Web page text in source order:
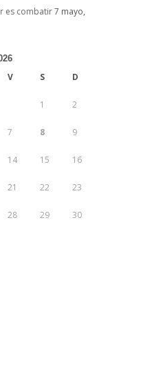
es combatir7 mayo,
V S D
1 2
7 8 9
14 15 16
21 22 23
28 29 30